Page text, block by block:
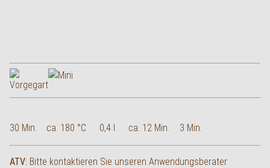
30 Min. ca. 180 °C 0,4 l ca. 12 Min. 3 Min.
ATV: Bitte kontaktieren Sie unseren Anwendungsberater